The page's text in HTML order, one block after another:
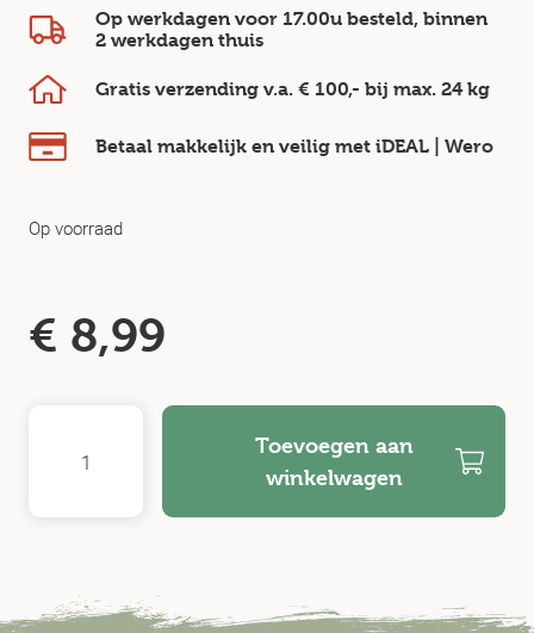
Op werkdagen voor 17.00u besteld, binnen
2 werkdagen thuis
Gratis verzending v.a. € 100,- bij max. 24 kg
Betaal makkelijk en veilig met iDEAL | Wero
Op voorraad
€ 8,99
Toevoegen aan
winkelwagen